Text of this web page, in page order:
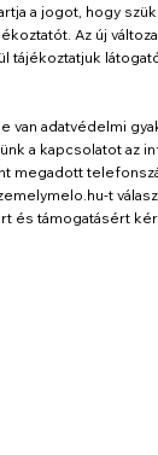
a jogot, hogy
Az új
tájékoztatjuk
van adatvédelmi
a kapcsolatot az
megadott
t
és támogatásért